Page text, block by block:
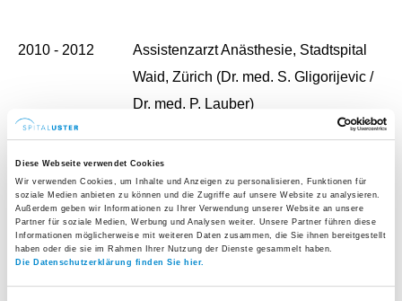
Diese Webseite verwendet Cookies
Wir verwenden Cookies, um Inhalte und Anzeigen zu personalisieren, Funktionen für
soziale Medien anbieten zu können und die Zugriffe auf unsere Website zu analysieren.
Außerdem geben wir Informationen zu Ihrer Verwendung unserer Website an unsere
Partner für soziale Medien, Werbung und Analysen weiter. Unsere Partner führen diese
Informationen möglicherweise mit weiteren Daten zusammen, die Sie ihnen bereitgestellt
haben oder die sie im Rahmen Ihrer Nutzung der Dienste gesammelt haben.
Die Datenschutzerklärung finden Sie hier.
2010 - 2012
Assistenzarzt Anästhesie, Stadtspital
Waid, Zürich (Dr. med. S. Gligorijevic /
Dr. med. P. Lauber)
2012 - 2018
Universitätsspital Zürich (Prof. Dr.
D. R. Spahn) mit Stationen:
Herzchirurgische Intensivstation,
Universitätsspital Zürich (Prof.
Dr. med. V. Falk)